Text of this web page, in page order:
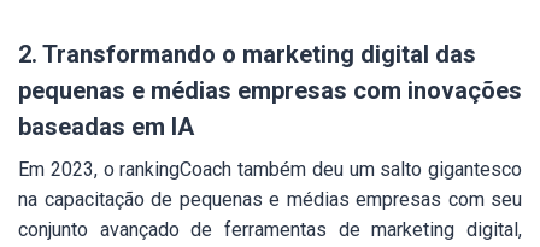
2. Transformando o marketing digital das
pequenas e médias empresas com inovações
baseadas em IA
Em 2023, o rankingCoach também deu um salto gigantesco
na capacitação de pequenas e médias empresas com seu
conjunto avançado de ferramentas de marketing digital,